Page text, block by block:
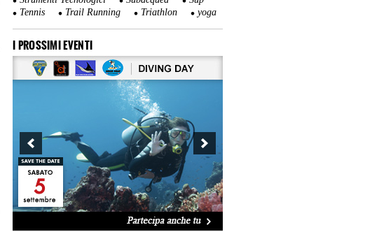
Tennis
Trail Running Triathlon yoga
I PROSSIMI EVENTI